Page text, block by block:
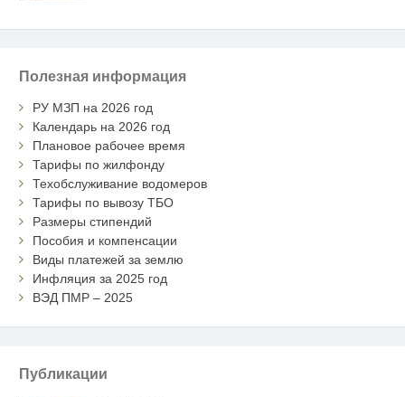
Полезная информация
РУ МЗП на 2026 год
Календарь на 2026 год
Плановое рабочее время
Тарифы по жилфонду
Техобслуживание водомеров
Тарифы по вывозу ТБО
Размеры стипендий
Пособия и компенсации
Виды платежей за землю
Инфляция за 2025 год
ВЭД ПМР – 2025
Публикации